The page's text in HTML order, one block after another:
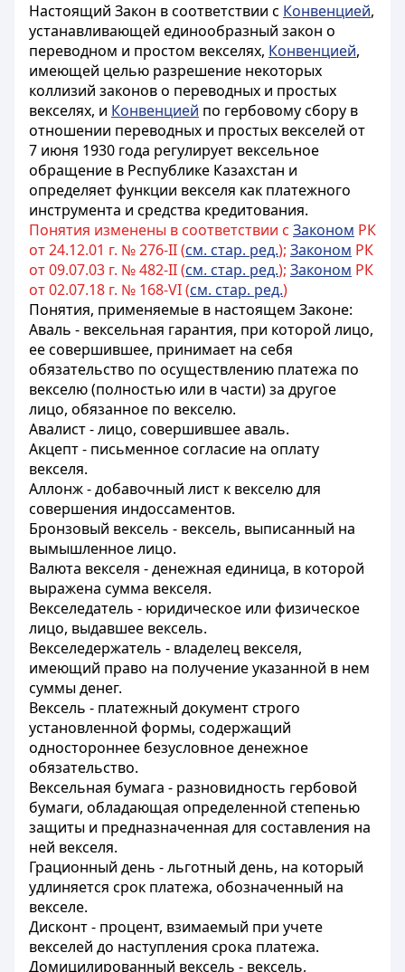
Настоящий Закон в соответствии с Конвенцией,
устанавливающей единообразный закон о
переводном и простом векселях, Конвенцией,
имеющей целью разрешение некоторых
коллизий законов о переводных и простых
векселях, и Конвенцией по гербовому сбору в
отношении переводных и простых векселей от
7 июня 1930 года регулирует вексельное
обращение в Республике Казахстан и
определяет функции векселя как платежного
инструмента и средства кредитования.
Понятия изменены в соответствии с Законом РК
от 24.12.01 г. № 276-II (см. стар. ред.); Законом РК
от 09.07.03 г. № 482-II (см. стар. ред.); Законом РК
от 02.07.18 г. № 168-VI (см. стар. ред.)
Понятия, применяемые в настоящем Законе:
Аваль - вексельная гарантия, при которой лицо,
ее совершившее, принимает на себя
обязательство по осуществлению платежа по
векселю (полностью или в части) за другое
лицо, обязанное по векселю.
Авалист - лицо, совершившее аваль.
Акцепт - письменное согласие на оплату
векселя.
Аллонж - добавочный лист к векселю для
совершения индоссаментов.
Бронзовый вексель - вексель, выписанный на
вымышленное лицо.
Валюта векселя - денежная единица, в которой
выражена сумма векселя.
Векселедатель - юридическое или физическое
лицо, выдавшее вексель.
Векселедержатель - владелец векселя,
имеющий право на получение указанной в нем
суммы денег.
Вексель - платежный документ строго
установленной формы, содержащий
одностороннее безусловное денежное
обязательство.
Вексельная бумага - разновидность гербовой
бумаги, обладающая определенной степенью
защиты и предназначенная для составления на
ней векселя.
Грационный день - льготный день, на который
удлиняется срок платежа, обозначенный на
векселе.
Дисконт - процент, взимаемый при учете
векселей до наступления срока платежа.
Домицилированный вексель - вексель,